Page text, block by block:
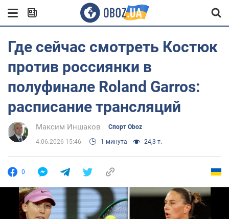
Где сейчас смотреть Костюк
против россиянки в
полуфинале Roland Garros:
расписание трансляций
Максим Иншаков Спорт Oboz
4.06.2026 15:46 1 минута 24,3 т.
0